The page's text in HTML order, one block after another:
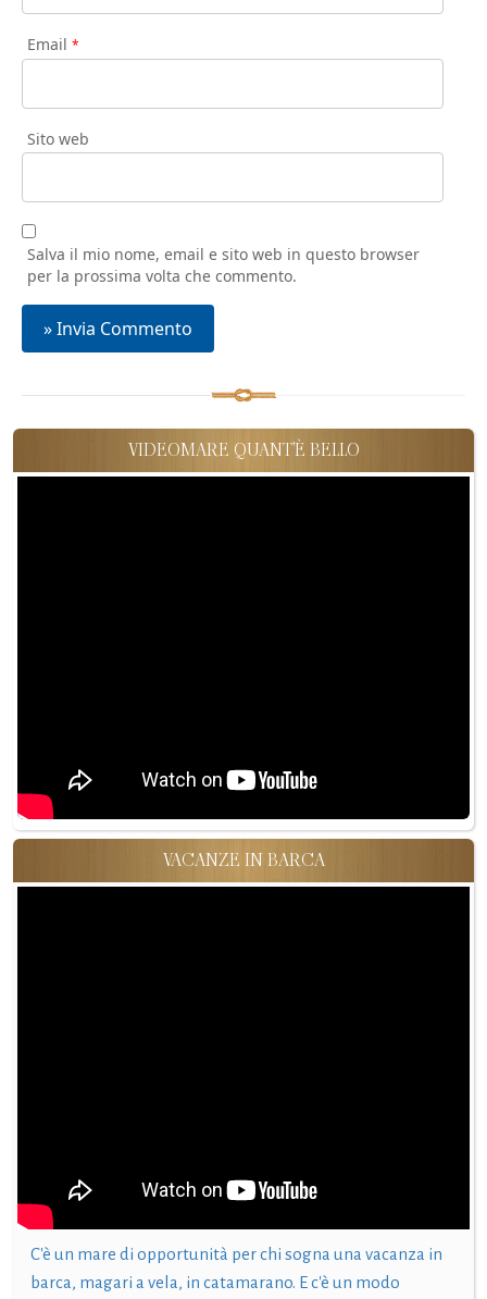
Email *
Sito web
Salva il mio nome, email e sito web in questo browser
per la prossima volta che commento.
VIDEOMARE QUANT'È BELLO
VACANZE IN BARCA
C'è un mare di opportunità per chi sogna una vacanza in
barca, magari a vela, in catamarano. E c'è un modo